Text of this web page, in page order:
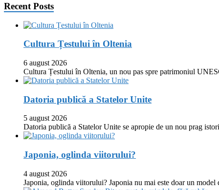
Recent Posts
Cultura Țestului în Oltenia
6 august 2026
Cultura Țestului în Oltenia, un nou pas spre patrimoniul
Datoria publică a Statelor Unite
5 august 2026
Datoria publică a Statelor Unite se apropie de un nou prag
Japonia, oglinda viitorului?
4 august 2026
Japonia, oglinda viitorului? Japonia nu mai este doar un